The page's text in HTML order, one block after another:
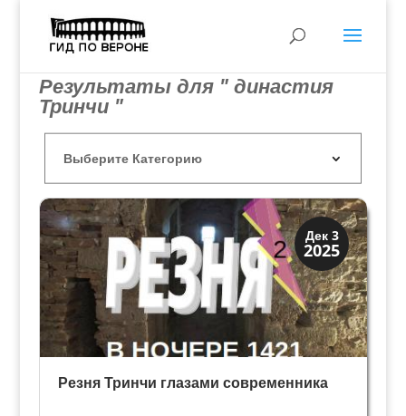
Результаты для " династия
Тринчи "
Дек 3
2025
Династии
Заговоры и войны
Резня Тринчи глазами современника